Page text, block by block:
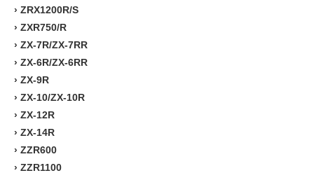
› ZRX1200R/S
› ZXR750/R
› ZX-7R/ZX-7RR
› ZX-6R/ZX-6RR
› ZX-9R
› ZX-10/ZX-10R
› ZX-12R
› ZX-14R
› ZZR600
› ZZR1100